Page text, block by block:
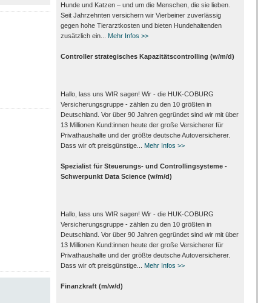
Hunde und Katzen – und um die Menschen, die sie lieben.
Seit Jahrzehnten versichern wir Vierbeiner zuverlässig
gegen hohe Tierarztkosten und bieten Hundehaltenden
zusätzlich ein...
Mehr Infos >>
Controller strategisches Kapazitätscontrolling (w/m/d)
Hallo, lass uns WIR sagen! Wir - die HUK-COBURG
Versicherungsgruppe - zählen zu den 10 größten in
Deutschland. Vor über 90 Jahren gegründet sind wir mit über
13 Millionen Kund:innen heute der große Versicherer für
Privathaushalte und der größte deutsche Autoversicherer.
Dass wir oft preisgünstige...
Mehr Infos >>
Spezialist für Steuerungs- und Controllingsysteme -
Schwerpunkt Data Science (w/m/d)
Hallo, lass uns WIR sagen! Wir - die HUK-COBURG
Versicherungsgruppe - zählen zu den 10 größten in
Deutschland. Vor über 90 Jahren gegründet sind wir mit über
13 Millionen Kund:innen heute der große Versicherer für
Privathaushalte und der größte deutsche Autoversicherer.
Dass wir oft preisgünstige...
Mehr Infos >>
Finanzkraft (m/w/d)